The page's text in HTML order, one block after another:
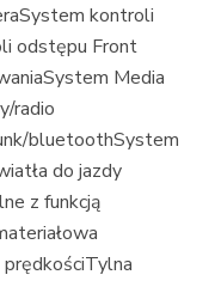
kontroli
odstępu Front
Media
radio
bluetoothSystem
do jazdy
z funkcją